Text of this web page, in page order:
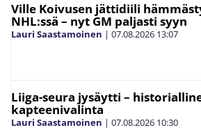
Ville Koivusen jättidiili
NHL:ssä – nyt GM paljasti syyn
Lauri Saastamoinen | 07.08.2026 13:07
Liiga-seura jysäytti –
kapteenivalinta
Lauri Saastamoinen | 07.08.2026 10:30